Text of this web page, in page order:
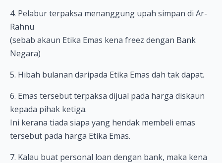
4. Pelabur terpaksa menanggung upah simpan di Ar-
Rahnu
(sebab akaun Etika Emas kena freez dengan Bank
Negara)
5. Hibah bulanan daripada Etika Emas dah tak dapat.
6. Emas tersebut terpaksa dijual pada harga diskaun
kepada pihak ketiga.
Ini kerana tiada siapa yang hendak membeli emas
tersebut pada harga Etika Emas.
7. Kalau buat personal loan dengan bank, maka kena